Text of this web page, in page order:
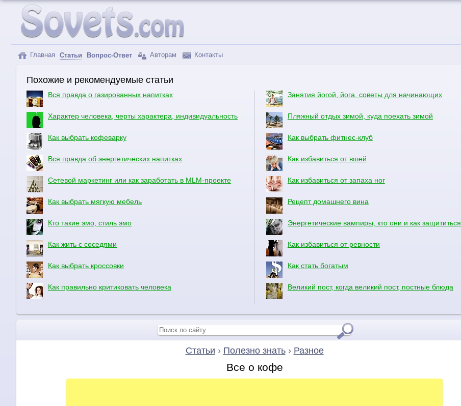
Главная Статьи Вопрос-Ответ Авторам Контакты
Похожие и рекомендуемые статьи
Вся правда о газированных напитках
Характер человека, черты характера, индивидуальность
Как выбрать кофеварку
Вся правда об энергетических напитках
Сетевой маркетинг или как заработать в MLM-проекте
Как выбрать мягкую мебель
Кто такие эмо, стиль эмо
Как жить с соседями
Как выбрать кроссовки
Как правильно критиковать человека
Занятия йогой, йога, советы для начинающих
Пляжный отдых зимой, куда поехать зимой
Как выбрать фитнес-клуб
Как избавиться от вшей
Как избавиться от запаха ног
Рецепт домашнего вина
Энергетические вампиры, кто они и как защититься
Как избавиться от ревности
Как стать богатым
Великий пост, когда великий пост, постные блюда
Статьи › Полезно знать› Разное
Все о кофе